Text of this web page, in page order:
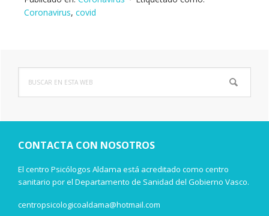
Coronavirus, covid
Barra
lateral
principal
esta
CONTACTA CON NOSOTROS
El centro Psicólogos Aldama está acreditado como centro
sanitario por el Departamento de Sanidad del Gobierno Vasco.
centropsicologicoaldama@hotmail.com